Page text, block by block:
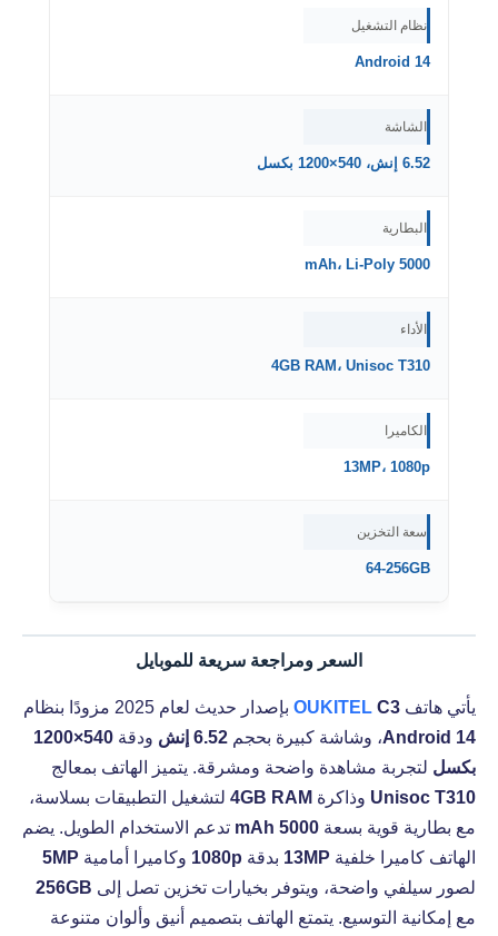
نظام التشغيل
Android 14
الشاشة
6.52 إنش، 540×1200 بكسل
البطارية
5000 mAh، Li-Poly
الأداء
4GB RAM، Unisoc T310
الكاميرا
13MP، 1080p
سعة التخزين
64-256GB
السعر ومراجعة سريعة للموبايل
يأتي هاتف OUKITEL C3
بإصدار حديث لعام 2025 مزودًا بنظام
Android 14، وشاشة كبيرة بحجم 6.52 إنش ودقة
540×1200
بكسل لتجربة مشاهدة واضحة ومشرقة. يتميز الهاتف بمعالج
Unisoc T310 وذاكرة 4GB RAM لتشغيل التطبيقات بسلاسة،
مع بطارية قوية بسعة 5000 mAh
تدعم الاستخدام الطويل. يضم
الهاتف كاميرا خلفية 13MP بدقة 1080p وكاميرا أمامية 5MP
لصور سيلفي واضحة، ويتوفر بخيارات تخزين تصل إلى 256GB
مع إمكانية التوسيع. يتمتع الهاتف بتصميم أنيق وألوان متنوعة